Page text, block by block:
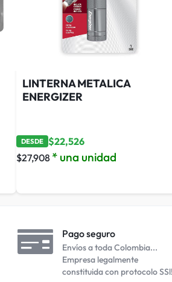
LINTERNA METALICA
ENERGIZER
DESDE $22,526
$27,908 * una unidad
Pago seguro
Envíos a toda Colombia...
Empresa legalmente
constituida con protocolo SSl!